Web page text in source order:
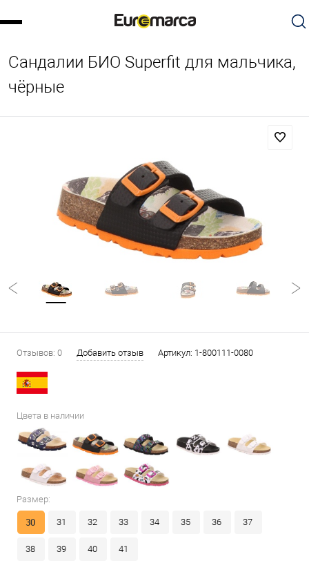
Сандалии БИО Superfit для мальчика,
чёрные
Отзывов: 0 Добавить отзыв Артикул: 1-800111-0080
Цвета в наличии
Размер:
30 31 32 33 34 35 36 37
38 39 40 41